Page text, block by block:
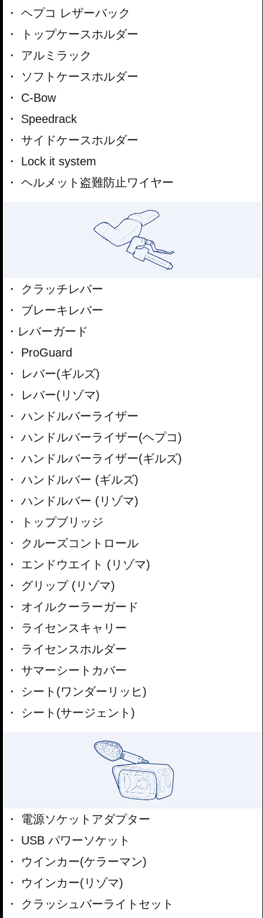
ヘプコ レザーバック
トップケースホルダー
アルミラック
ソフトケースホルダー
C-Bow
Speedrack
サイドケースホルダー
Lock it system
ヘルメット盗難防止ワイヤー
クラッチレバー
ブレーキレバー
レバーガード
ProGuard
レバー(ギルズ)
レバー(リゾマ)
ハンドルバーライザー
ハンドルバーライザー(ヘプコ)
ハンドルバーライザー(ギルズ)
ハンドルバー (ギルズ)
ハンドルバー (リゾマ)
トップブリッジ
クルーズコントロール
エンドウエイト (リゾマ)
グリップ (リゾマ)
オイルクーラーガード
ライセンスキャリー
ライセンスホルダー
サマーシートカバー
シート(ワンダーリッヒ)
シート(サージェント)
電源ソケットアダプター
USB パワーソケット
ウインカー(ケラーマン)
ウインカー(リゾマ)
クラッシュバーライトセット